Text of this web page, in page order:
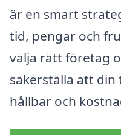
är en smart
tid, pengar och
välja rätt företag
säkerställa att
hållbar och